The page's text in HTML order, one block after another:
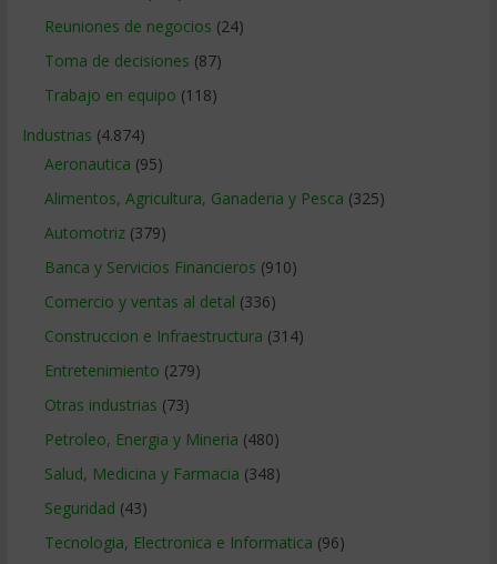
Reuniones de negocios (24)
Toma de decisiones (87)
Trabajo en equipo (118)
Industrias (4.874)
Aeronautica (95)
Alimentos, Agricultura, Ganaderia y Pesca (325)
Automotriz(379)
Banca y Servicios Financieros (910)
Comercio y ventas al detal (336)
Construccion e Infraestructura (314)
Entretenimiento (279)
Otras industrias (73)
Petroleo, Energia y Mineria (480)
Salud, Medicina y Farmacia (348)
Seguridad (43)
Tecnologia, Electronica e Informatica (96)